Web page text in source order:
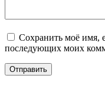
Сохранить моё имя,
последующих моих